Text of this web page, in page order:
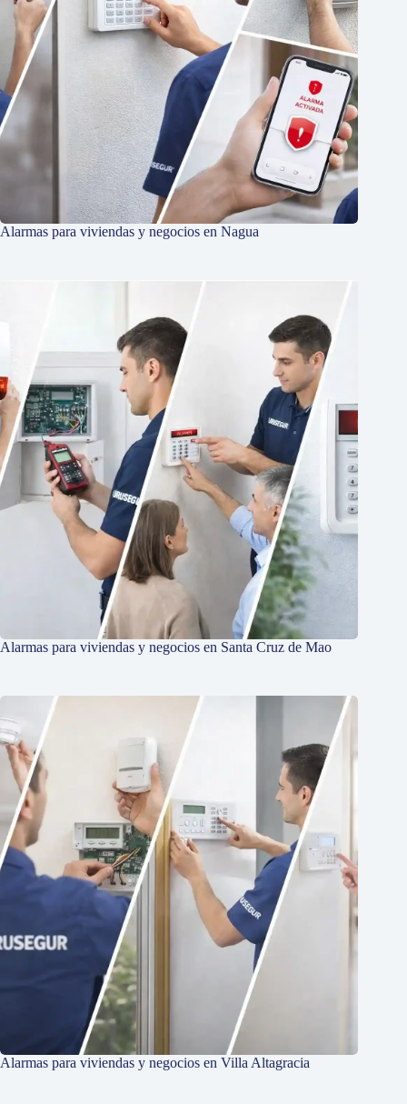
Alarmas para viviendas y negocios en Nagua
Alarmas para viviendas y negocios en Santa Cruz de Mao
Alarmas para viviendas y negocios en Villa Altagracia